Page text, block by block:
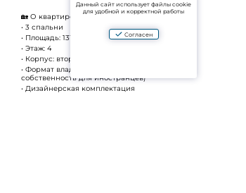
🏡 О квартире
•⁠ ⁠3 спальни
•⁠ ⁠Площадь: 131 кв.м
•⁠ ⁠Этаж: 4
•⁠ ⁠Корпус: второй
•⁠ ⁠Формат владения: Freehold (полная
собственность для иностранцев)
•⁠ ⁠Дизайнерская комплектация
Данный сайт использует файлы cookie
для удобной и корректной работы
Согласен